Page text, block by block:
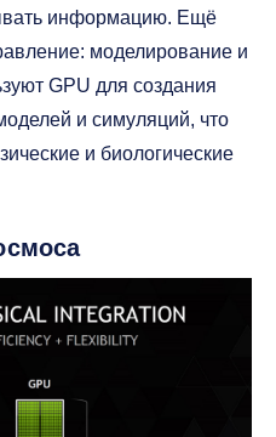
информацию. Ещё
моделирование и
GPU для создания
и симуляций, что
и биологические